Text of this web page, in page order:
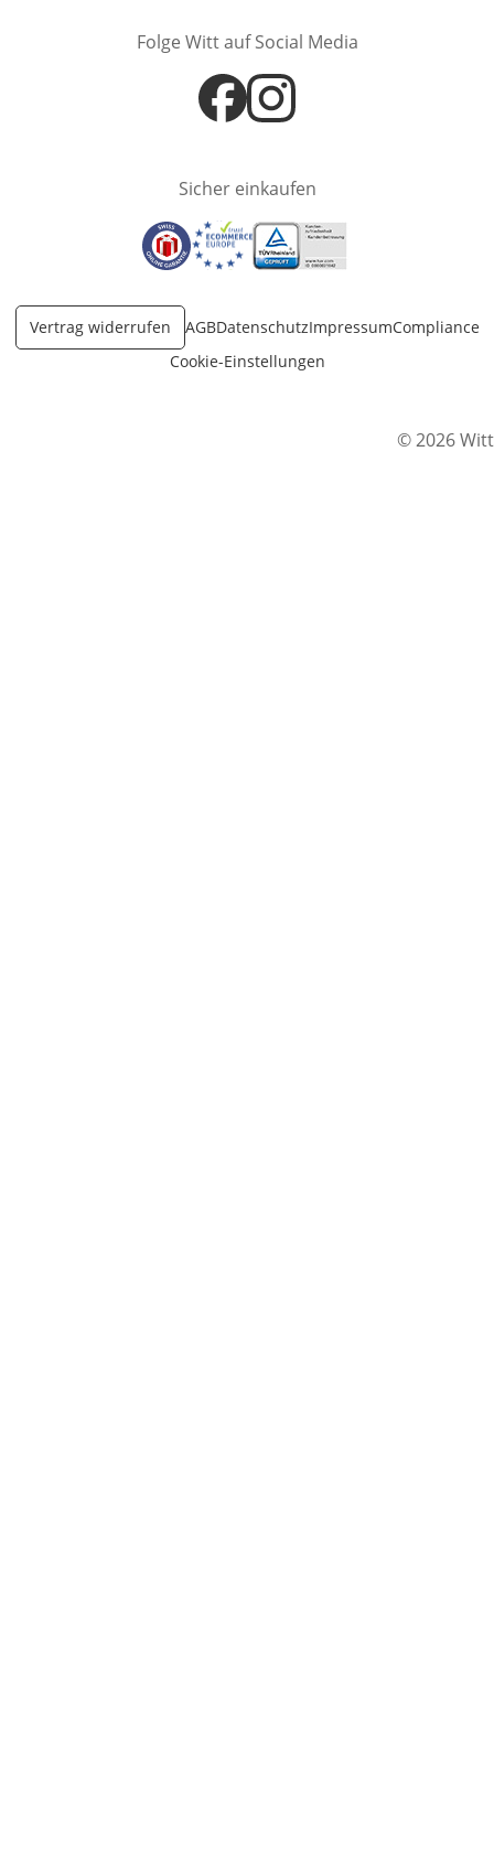
Folge Witt auf Social Media
Öffnet in neuem Fenster
Öffnet in neuem Fenster
Sicher einkaufen
Öffnet in neuem Fenster
Öffnet in neuem Fenster
Öffnet in neuem Fenster
Vertrag widerrufen AGBDatenschutzImpressumCompliance
Cookie-Einstellungen
© 2026 Witt